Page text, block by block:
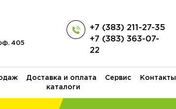
405
+7 (383) 211-27-35
+7 (383) 363-07-
22
Доставка и оплата Сервис Контакты
каталоги